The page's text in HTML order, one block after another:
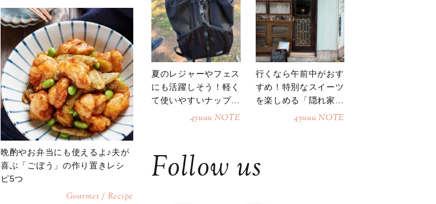
晩酌やお弁当にも使えるよ♪夫が
喜ぶ「ごぼう」の作り置きレシ
ピ5つ
Gourmet / Recipe
夏のレジャーやフェス
にも活躍しそう！軽く
て使いやすいナップサ
4yuuu NOTE
行くなら午前中がおす
すめ！特別なスイーツ
を楽しめる「隠れ家カ
4yuuu NOTE
Follow us